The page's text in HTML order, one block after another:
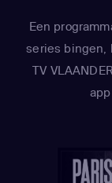
Een
series bingen,
TV